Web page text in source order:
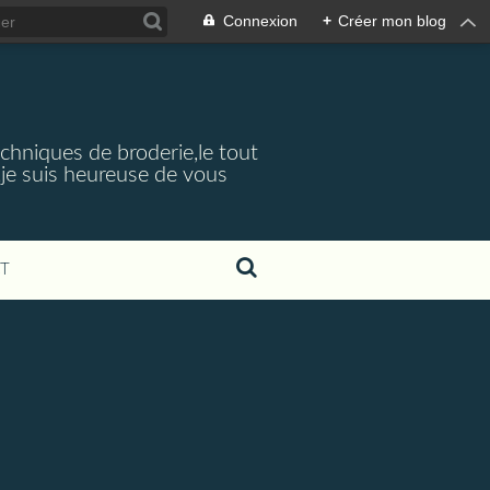
Connexion + Créer mon blog
de broderie,le tout
suis heureuse de vous